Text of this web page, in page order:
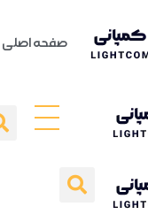
صفحه اصلی